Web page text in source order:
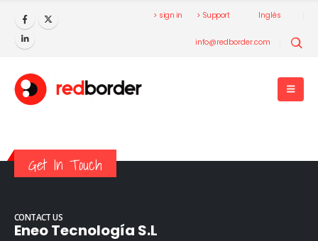
> sign in > Support Inglés
info@redborder.com
Get In Touch
CONTACT US
Eneo Tecnología S.L